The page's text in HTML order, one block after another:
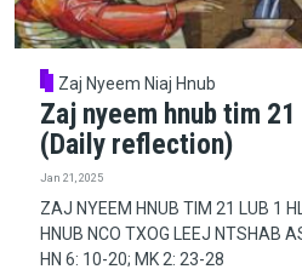
Zaj Nyeem Niaj Hnub
Zaj nyeem hnub tim
(Daily reflection)
Jan 21, 2025
ZAJ NYEEM HNUB TIM 21 LUB 1
HNUB NCO TXOG LEEJ NTSHAB
HN 6: 10-20; MK 2: 23-28